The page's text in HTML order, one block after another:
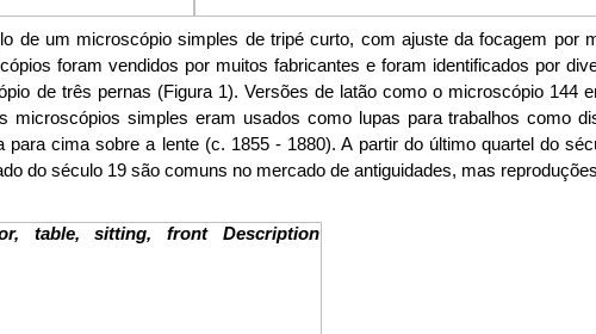
de um microscópio simples de tripé curto, com ajuste da focagem por
foram vendidos por muitos fabricantes e foram identificados por
de três pernas (Figura 1). Versões de latão como o microscópio 144
microscópios simples eram usados ​​como lupas para trabalhos como
para cima sobre a lente (c. 1855 - 1880). A partir do último quartel do
do século 19 são comuns no mercado de antiguidades, mas